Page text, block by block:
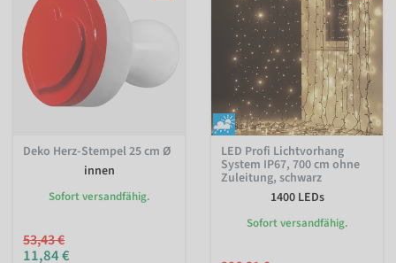
Deko Herz-Stempel 25 cm Ø
innen
Sofort versandfähig.
53,43 €
11,84 €
LED Profi Lichtvorhang
System IP67, 700 cm ohne
Zuleitung, schwarz
1400 LEDs
Sofort versandfähig.